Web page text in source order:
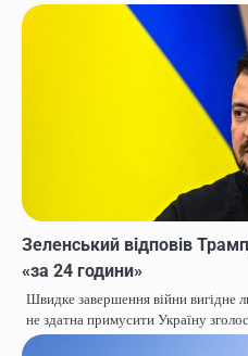
Зеленський відповів
«за 24 години»
Швидке завершення війни вигідне
не здатна примусити Україну